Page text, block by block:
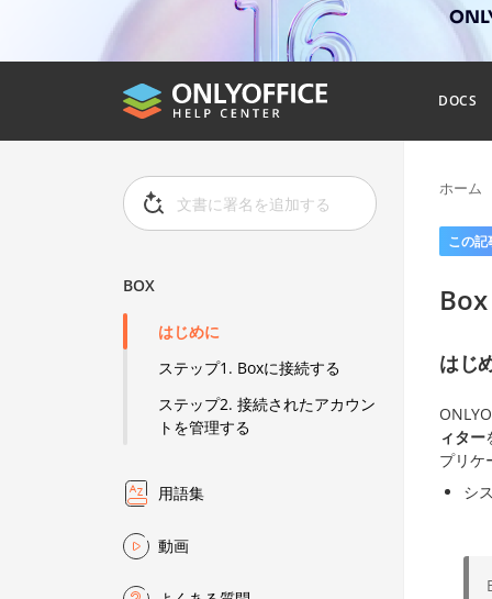
DOCS
BOX
はじめに
ステップ1. Boxに接続する
ステップ2. 接続されたアカウン
トを管理する
用語集
動画
ホーム
この
Box
はじ
ィター
プリケ
シ